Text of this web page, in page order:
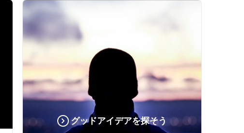
グッドアイデアを探そう